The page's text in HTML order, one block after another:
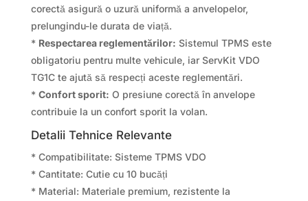
corectă asigură o uzură uniformă a anvelopelor,
prelungindu-le durata de viață.
* Respectarea reglementărilor: Sistemul TPMS este
obligatoriu pentru multe vehicule, iar ServKit VDO
TG1C te ajută să respecți aceste reglementări.
* Confort sporit: O presiune corectă în anvelope
contribuie la un confort sporit la volan.
Detalii Tehnice Relevante
* Compatibilitate: Sisteme TPMS VDO
* Cantitate: Cutie cu 10 bucăți
* Material: Materiale premium, rezistente la